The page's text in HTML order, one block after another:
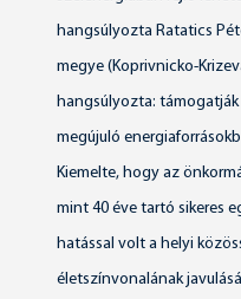
hangsúlyozta Ratatics
megye (Koprivnicko-
hangsúlyozta:
megújuló
Kiemelte, hogy az
mint 40 éve tartó sikeres
hatással volt a helyi
életszínvonalának